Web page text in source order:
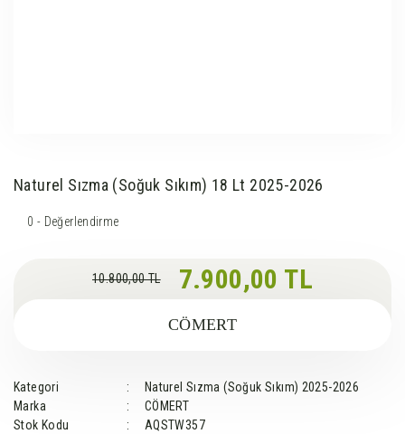
Naturel Sızma (Soğuk Sıkım) 18 Lt 2025-2026
0 - Değerlendirme
10.800,00 TL 7.900,00 TL
CÖMERT
Kategori
Naturel Sızma (Soğuk Sıkım) 2025-2026
Marka
CÖMERT
Stok Kodu
AQSTW357